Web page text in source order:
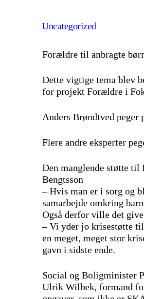
Uncategorized
Forældre til anbragte
Dette vigtige tema blev
for projekt Forældre i
Anders Brøndtved
Flere andre eksperter
Den manglende støtte til
Bengtsson
– Hvis man er i sorg og
samarbejde omkring
Også derfor ville det
– Vi yder jo krisestøtte
en meget, meget stor
gavn i sidste ende.
Social og Boligminister
Ulrik Wilbek, formand